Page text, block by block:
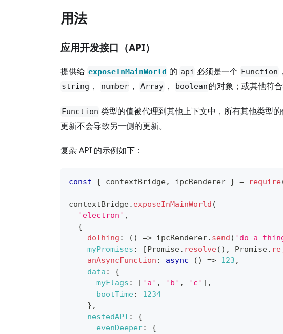
用法
应用开发接口（API）
提供给 exposeInMainWorld 的 api 必须是一个 Function ，
string ， number ， Array ， boolean 的对象；或其他符
Function 类型的值被代理到其他上下文中，所有其他类型
更新不会导致另一侧的更新。
复杂 API 的示例如下：
const { contextBridge, ipcRenderer } = require
contextBridge. exposeInMainWorld (
'electron' ,
{
doThing : ( ) => ipcRenderer. send ( 'do-a-
myPromises : [Promise. resolve( ) , Promise.
anAsyncFunction : async ( ) => 123 ,
data :
{
myFlags : [ 'a' , 'b' , 'c' ] ,
bootTime:
1234
} ,
nestedAPI :
{
evenDeeper:
{